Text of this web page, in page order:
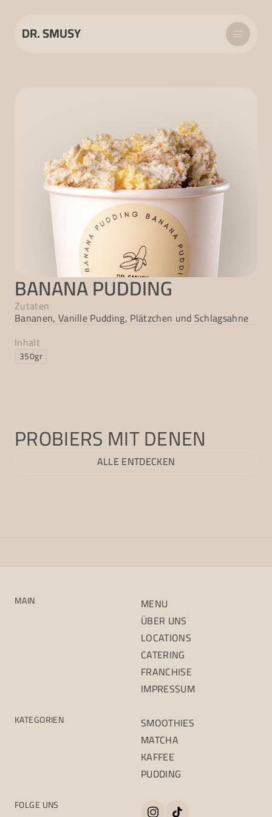
BANANA PUDDING
Zutaten
Bananen, Vanille Pudding, Plätzchen und Schlagsahne
Inhalt
350gr
PROBIERS MIT DENEN
ALLE ENTDECKEN
MAIN
MENU
ÜBER UNS
LOCATIONS
CATERING
FRANCHISE
IMPRESSUM
KATEGORIEN
SMOOTHIES
MATCHA
KAFFEE
PUDDING
FOLGE UNS
DR. SMUSY
CATERING
FRANCHISE